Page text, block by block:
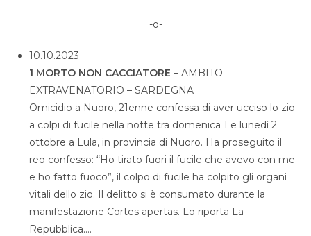
-o-
10.10.2023
1 MORTO NON CACCIATORE – AMBITO
EXTRAVENATORIO – SARDEGNA
Omicidio a Nuoro, 21enne confessa di aver ucciso lo zio
a colpi di fucile nella notte tra domenica 1 e lunedì 2
ottobre a Lula, in provincia di Nuoro. Ha proseguito il
reo confesso: “Ho tirato fuori il fucile che avevo con me
e ho fatto fuoco”, il colpo di fucile ha colpito gli organi
vitali dello zio. Il delitto si è consumato durante la
manifestazione Cortes apertas. Lo riporta La
Repubblica….